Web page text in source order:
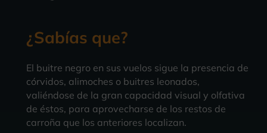
¿Sabías que?
El buitre negro en sus vuelos sigue la presencia de
córvidos, alimoches o buitres leonados,
valiéndose de la gran capacidad visual y olfativa
de éstos, para aprovecharse de los restos de
carroña que los anteriores localizan.